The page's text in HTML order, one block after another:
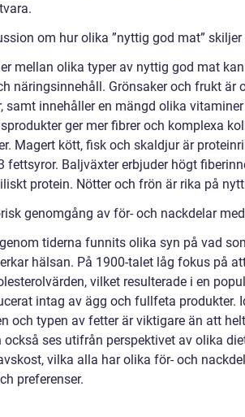
om hur olika ”nyttig god mat”
mellan olika typer av nyttig god mat
näringsinnehåll. Grönsaker och frukt är
samt innehåller en mängd olika
ger mer fibrer och komplexa
Magert kött, fisk och skaldjur är
fettsyror. Baljväxter erbjuder högt
protein. Nötter och frön är rika på
genomgång av för- och nackdelar
tiderna funnits olika syn på vad
hälsan. På 1900-talet låg fokus på
vilket resulterade i en
intag av ägg och fullfeta produkter.
och typen av fetter är viktigare än att
också ses utifrån perspektivet av olika
vilka alla har olika för- och
preferenser.